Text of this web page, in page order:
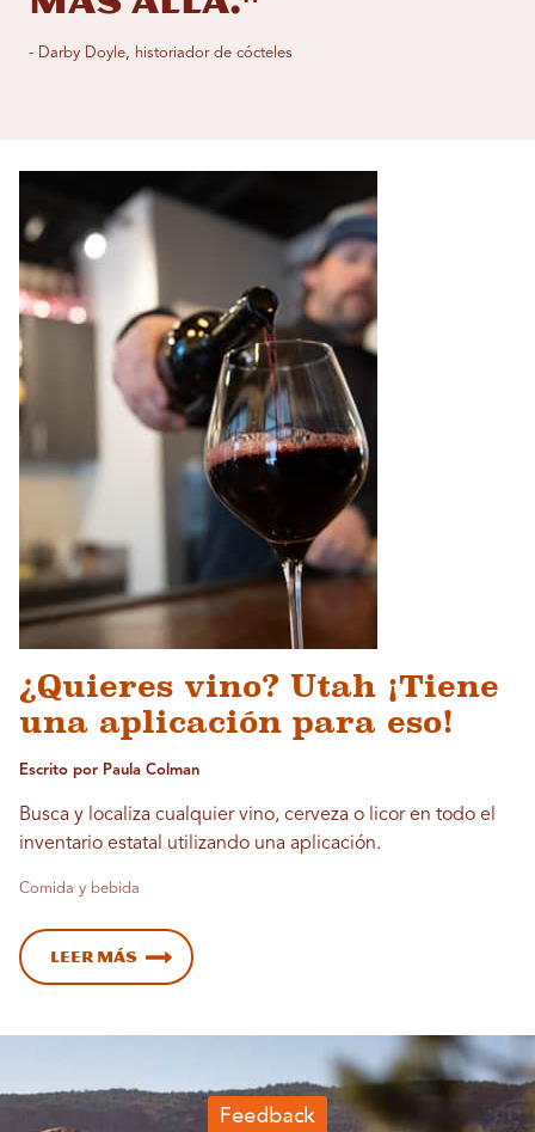
- Darby Doyle, historiador de cócteles
¿Quieres vino? Utah ¡Tiene
una aplicación para eso!
Escrito por Paula Colman
Busca y localiza cualquier vino, cerveza o licor en todo el
inventario estatal utilizando una aplicación.
Comida y bebida
Leer más